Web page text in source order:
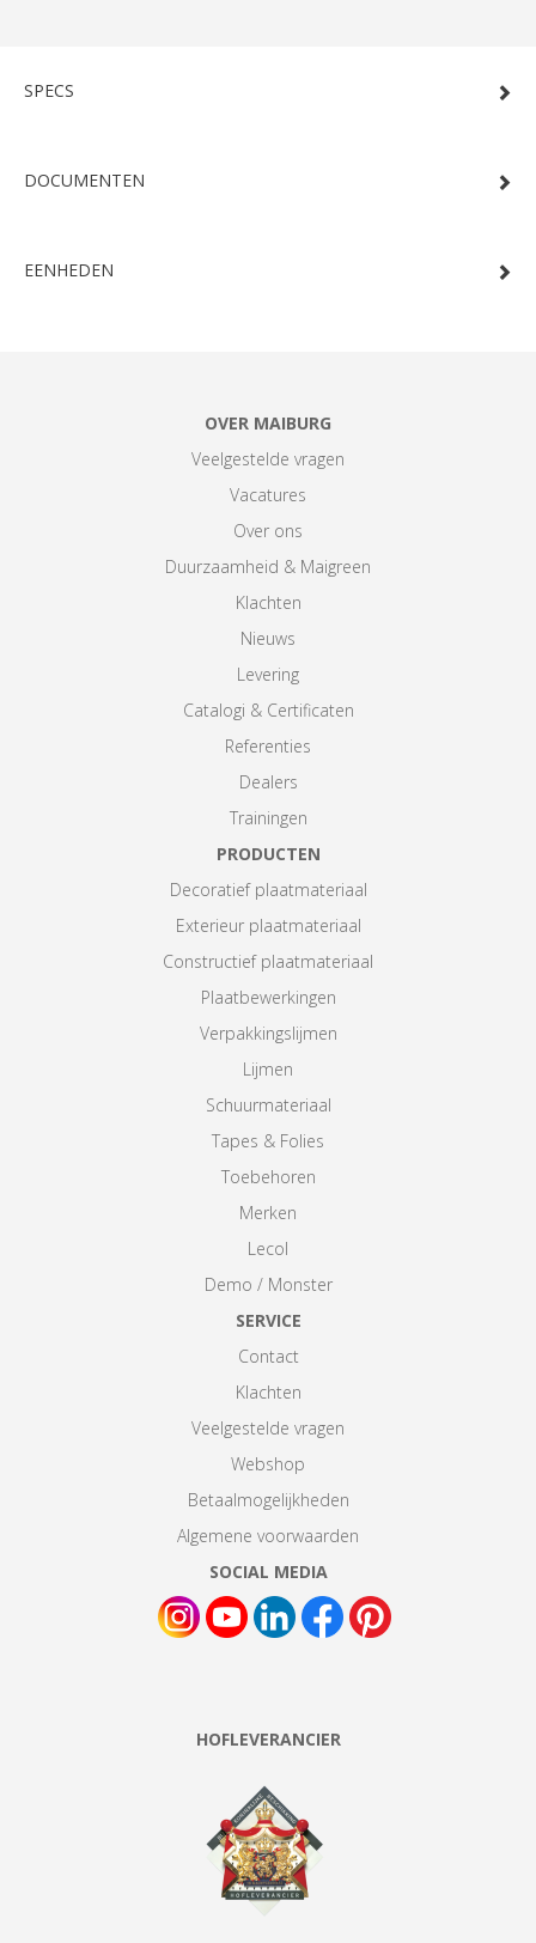
SPECS
DOCUMENTEN
EENHEDEN
OVER MAIBURG
Veelgestelde vragen
Vacatures
Over ons
Duurzaamheid & Maigreen
Klachten
Nieuws
Levering
Catalogi & Certificaten
Referenties
Dealers
Trainingen
PRODUCTEN
Decoratief plaatmateriaal
Exterieur plaatmateriaal
Constructief plaatmateriaal
Plaatbewerkingen
Verpakkingslijmen
Lijmen
Schuurmateriaal
Tapes & Folies
Toebehoren
Merken
Lecol
Demo / Monster
SERVICE
Contact
Klachten
Veelgestelde vragen
Webshop
Betaalmogelijkheden
Algemene voorwaarden
SOCIAL MEDIA
HOFLEVERANCIER